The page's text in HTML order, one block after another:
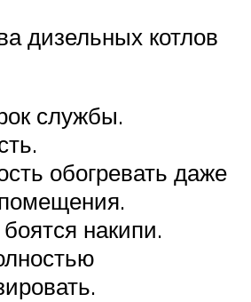
дизельных котлов
службы.
обогревать даже
накипи.